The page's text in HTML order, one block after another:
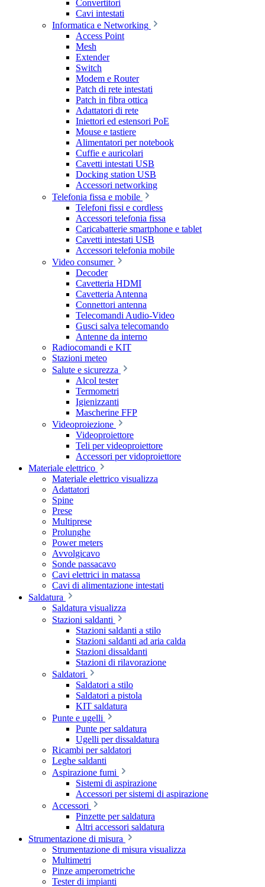
Convertitori
Cavi intestati
Informatica e Networking
Access Point
Mesh
Extender
Switch
Modem e Router
Patch di rete intestati
Patch in fibra ottica
Adattatori di rete
Iniettori ed estensori PoE
Mouse e tastiere
Alimentatori per notebook
Cuffie e auricolari
Cavetti intestati USB
Docking station USB
Accessori networking
Telefonia fissa e mobile
Telefoni fissi e cordless
Accessori telefonia fissa
Caricabatterie smartphone e tablet
Cavetti intestati USB
Accessori telefonia mobile
Video consumer
Decoder
Cavetteria HDMI
Cavetteria Antenna
Connettori antenna
Telecomandi Audio-Video
Gusci salva telecomando
Antenne da interno
Radiocomandi e KIT
Stazioni meteo
Salute e sicurezza
Alcol tester
Termometri
Igienizzanti
Mascherine FFP
Videoproiezione
Videoproiettore
Teli per videoproiettore
Accessori per vidoproiettore
Materiale elettrico
Materiale elettrico visualizza
Adattatori
Spine
Prese
Multiprese
Prolunghe
Power meters
Avvolgicavo
Sonde passacavo
Cavi elettrici in matassa
Cavi di alimentazione intestati
Saldatura
Saldatura visualizza
Stazioni saldanti
Stazioni saldanti a stilo
Stazioni saldanti ad aria calda
Stazioni dissaldanti
Stazioni di rilavorazione
Saldatori
Saldatori a stilo
Saldatori a pistola
KIT saldatura
Punte e ugelli
Punte per saldatura
Ugelli per dissaldatura
Ricambi per saldatori
Leghe saldanti
Aspirazione fumi
Sistemi di aspirazione
Accessori per sistemi di aspirazione
Accessori
Pinzette per saldatura
Altri accessori saldatura
Strumentazione di misura
Strumentazione di misura visualizza
Multimetri
Pinze amperometriche
Tester di impianti